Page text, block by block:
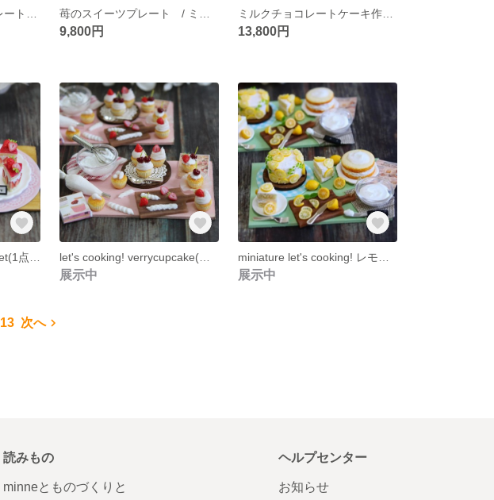
9,800円 13,800円
展示中 展示中
13 次へ
読みもの
minneとものづくりと
ヘルプセンター
お知らせ